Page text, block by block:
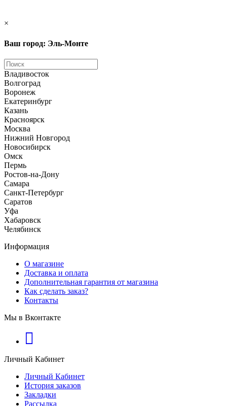
×
Ваш город: Эль-Монте
Владивосток
Волгоград
Воронеж
Екатеринбург
Казань
Красноярск
Москва
Нижний Новгород
Новосибирск
Омск
Пермь
Ростов-на-Дону
Самара
Санкт-Петербург
Саратов
Уфа
Хабаровск
Челябинск
Информация
О магазине
Доставка и оплата
Дополнительная гарантия от магазина
Как сделать заказ?
Контакты
Мы в Вконтакте
Личный Кабинет
Личный Кабинет
История заказов
Закладки
Рассылка